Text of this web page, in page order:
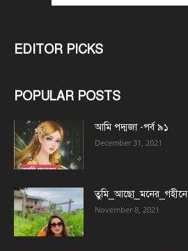
EDITOR PICKS
POPULAR POSTS
আমি পদ্মজা -পর্ব ৯১
December 31, 2021
তুমি_আছো_মনের_গহীনে
November 8, 2021